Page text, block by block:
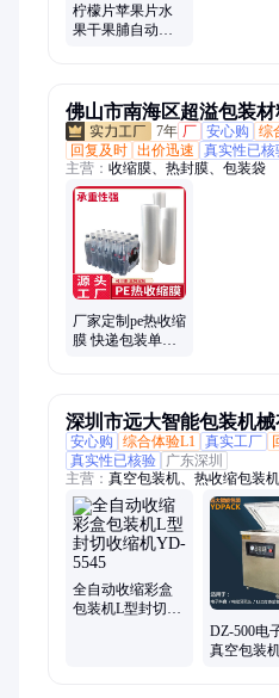
柠檬片苹果片水
果干果脯自动包
佛山市南海区超溢包装材
7年 厂 安心购 综
回复及时 出价迅速 真实性已核
主营： 收缩膜、热封膜、包装袋
厂家定制pe热收缩
膜 快递包装单张
深圳市远大智能包装机械
安心购
综合体验L1 真实工厂
真实性已核验
广东深圳
主营： 真空包装机、热收缩包装
空封口机
全自动收缩彩盒
包装机L型封切收
DZ-500电
真空包装